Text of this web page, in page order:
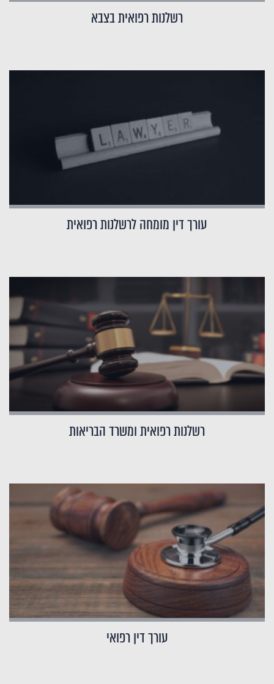
רשלנות רפואית בצבא
עורך דין מומחה לרשלנות רפואית
רשלנות רפואית ומשרד הבריאות
עורך דין רפואי